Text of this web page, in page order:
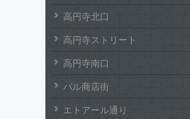
高円寺北口
高円寺ストリート
高円寺南口
パル商店街
エトアール通り